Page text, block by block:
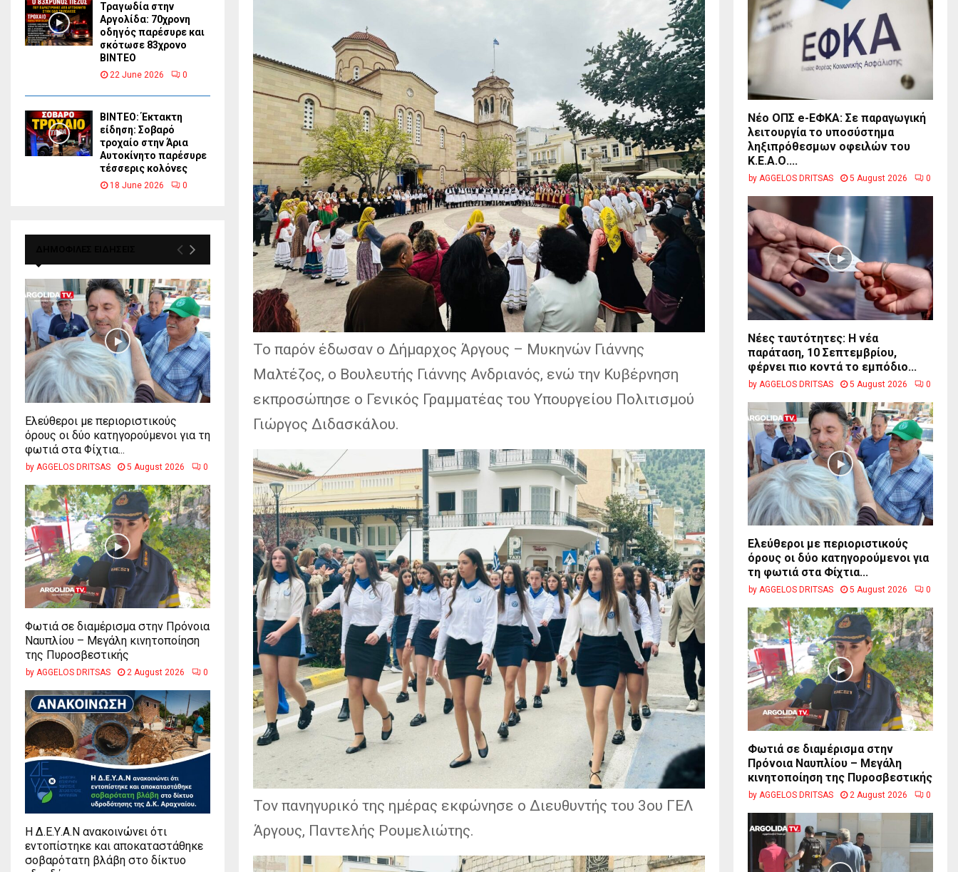
Το παρόν έδωσαν ο Δήμαρχος Άργους – Μυκηνών Γιάννης
Μαλτέζος, ο Βουλευτής Γιάννης Ανδριανός, ενώ την Κυβέρνηση
εκπροσώπησε ο Γενικός Γραμματέας του Υπουργείου Πολιτισμού
Γιώργος Διδασκάλου.
Τον πανηγυρικό της ημέρας εκφώνησε ο Διευθυντής του 3ου ΓΕΛ
Άργους, Παντελής Ρουμελιώτης.
Τραγωδία στην
Αργολίδα: 70χρονη
οδηγός παρέσυρε και
σκότωσε 83χρονο
ΒΙΝΤΕΟ
22 June 2026 0
ΒΙΝΤΕΟ: Έκτακτη
είδηση: Σοβαρό
τροχαίο στην Άρια
Αυτοκίνητο παρέσυρε
τέσσερις κολόνες
18 June 2026 0
Ελεύθεροι με περιοριστικούς
όρους οι δύο κατηγορούμενοι για τη
φωτιά στα Φίχτια...
by AGGELOS DRITSAS 5 August 2026 0
Φωτιά σε διαμέρισμα στην Πρόνοια
Ναυπλίου – Μεγάλη κινητοποίηση
της Πυροσβεστικής
by AGGELOS DRITSAS 2 August 2026 0
Η Δ.Ε.Υ.Α.Ν ανακοινώνει ότι
εντοπίστηκε και αποκαταστάθηκε
σοβαρότατη βλάβη στο δίκτυο
Νέο ΟΠΣ e-ΕΦΚΑ: Σε παραγωγική
λειτουργία το υποσύστημα
ληξιπρόθεσμων οφειλών του
Κ.Ε.Α.Ο....
by AGGELOS DRITSAS 5 August 2026 0
Νέες ταυτότητες: Η νέα
παράταση, 10 Σεπτεμβρίου,
φέρνει πιο κοντά το εμπόδιο...
by AGGELOS DRITSAS 5 August 2026 0
Ελεύθεροι με περιοριστικούς
όρους οι δύο κατηγορούμενοι για
τη φωτιά στα Φίχτια...
by AGGELOS DRITSAS 5 August 2026 0
Φωτιά σε διαμέρισμα στην
Πρόνοια Ναυπλίου – Μεγάλη
κινητοποίηση της Πυροσβεστικής
by AGGELOS DRITSAS 2 August 2026 0